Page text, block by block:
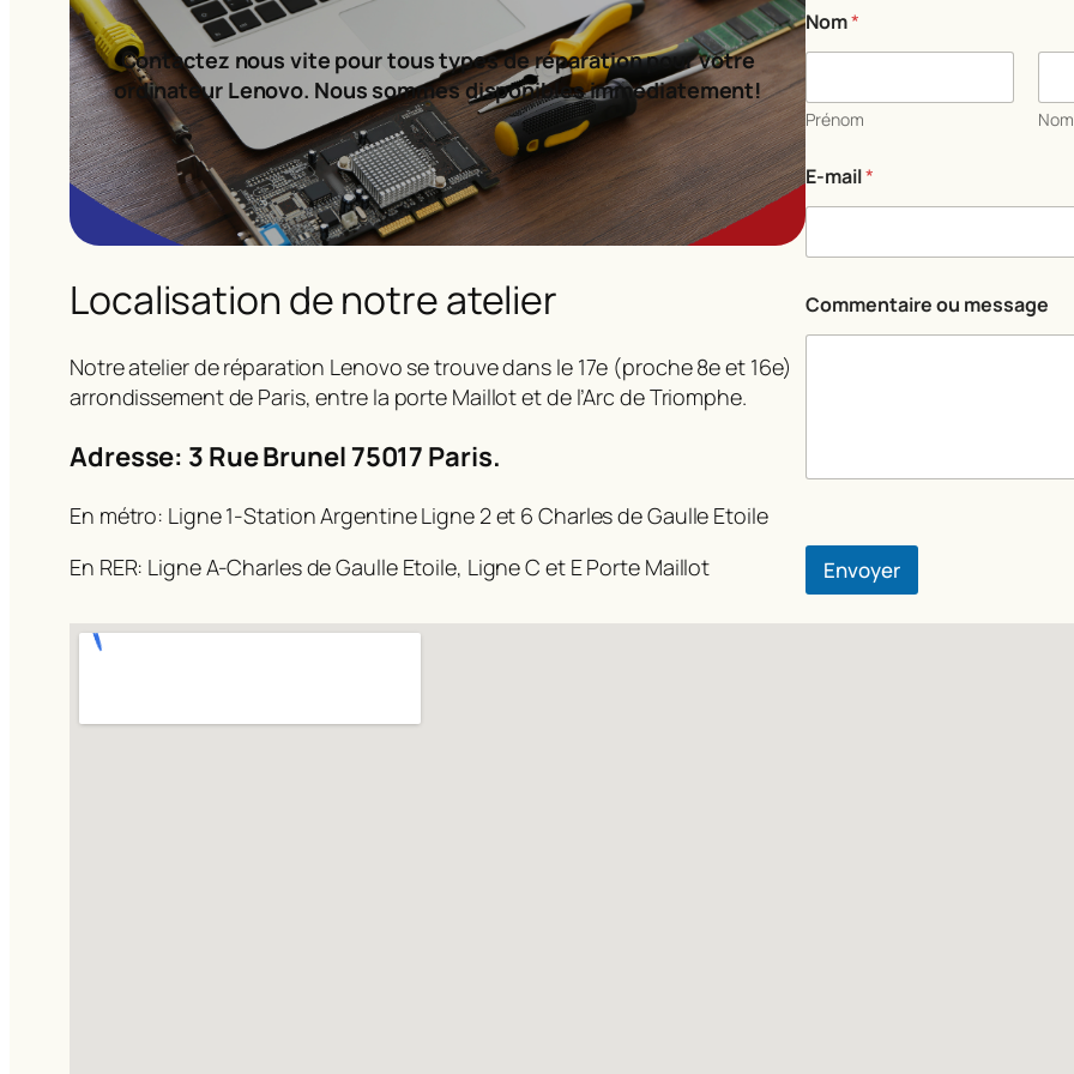
Contactez nous vite pour tous types de réparation pour votre
ordinateur Lenovo. Nous sommes disponibles immédiatement!
Localisation de notre atelier
Notre atelier de réparation Lenovo se trouve dans le 17e (proche 8e et 16e)
arrondissement de Paris, entre la porte Maillot et de l’Arc de Triomphe.
Adresse: 3 Rue Brunel 75017 Paris.
En métro: Ligne 1-Station Argentine Ligne 2 et 6 Charles de Gaulle Etoile
En RER: Ligne A-Charles de Gaulle Etoile, Ligne C et E Porte Maillot
Nom*
Prénom Nom
-
m
i
o
u
N
E-mail*
Commentaire ou message
Envoyer